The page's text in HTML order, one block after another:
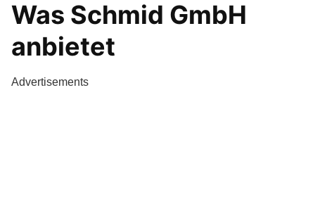
Was Schmid GmbH
anbietet
Advertisements